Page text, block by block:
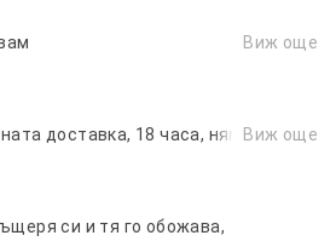
Виж още
доставка, 18 часа, нямам думи
Виж още
си и тя го обожава,